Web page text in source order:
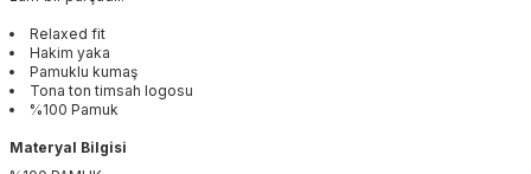
Relaxed fit
Hakim yaka
Pamuklu kumaş
Tona ton timsah logosu
%100 Pamuk
Materyal Bilgisi